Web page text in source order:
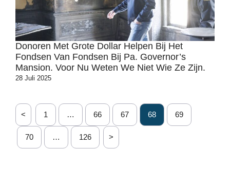
Donoren Met Grote Dollar Helpen Bij Het
Fondsen Van Fondsen Bij Pa. Governor’s
Mansion. Voor Nu Weten We Niet Wie Ze Zijn.
28 Juli 2025
< 1 … 66 67 68 69
70 … 126 >